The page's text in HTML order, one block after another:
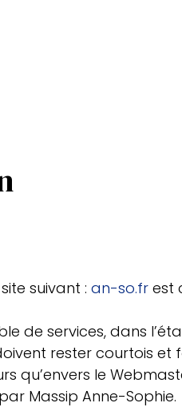
suivant : an-so.frest
de services, dans
rester courtois et
qu’envers le
Massip Anne-Sophie.